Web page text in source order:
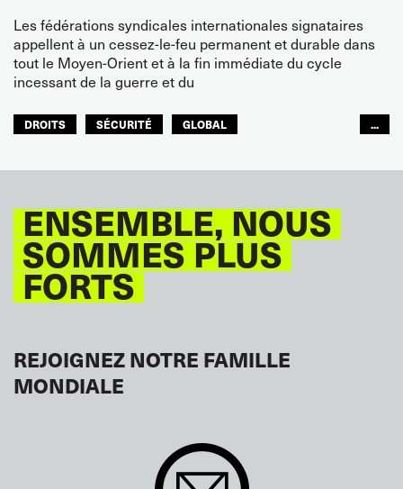
Les fédérations syndicales internationales signataires
appellent à un cessez-le-feu permanent et durable dans
tout le Moyen-Orient et à la fin immédiate du cycle
incessant de la guerre et du
DROITS SÉCURITÉ
GLOBAL
...
ENSEMBLE, NOUS
SOMMES PLUS
FORTS
REJOIGNEZ NOTRE FAMILLE
MONDIALE